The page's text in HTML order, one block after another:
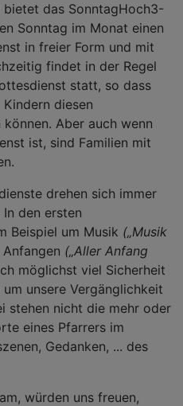
das SonntagHoch3-
Sonntag im Monat einen
in freier Form und mit
findet in der Regel
statt, so dass
diesen
Aber auch wenn
ist, sind Familien mit
drehen sich immer
den ersten
Beispiel um Musik („Musik
(„Aller Anfang
möglichst viel Sicherheit
unsere Vergänglichkeit
stehen nicht die mehr oder
eines Pfarrers im
Gedanken, ... des
würden uns freuen,